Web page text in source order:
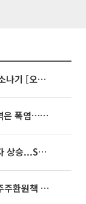
35도 안팎 무더위 이어져…전국 곳곳 소나기 [오늘 날씨]
동해안은 시간당 80㎜ 폭우, 그 외 지역은 폭염…‘극과 극 날씨’
뉴욕증시, 연준 금리인상 기대감 꺾이자 상승...S&P500 사상 최고치 [종합]
SK하이닉스, 분기배당 375원 확정…주주환원책 9월로 앞당겨 발표